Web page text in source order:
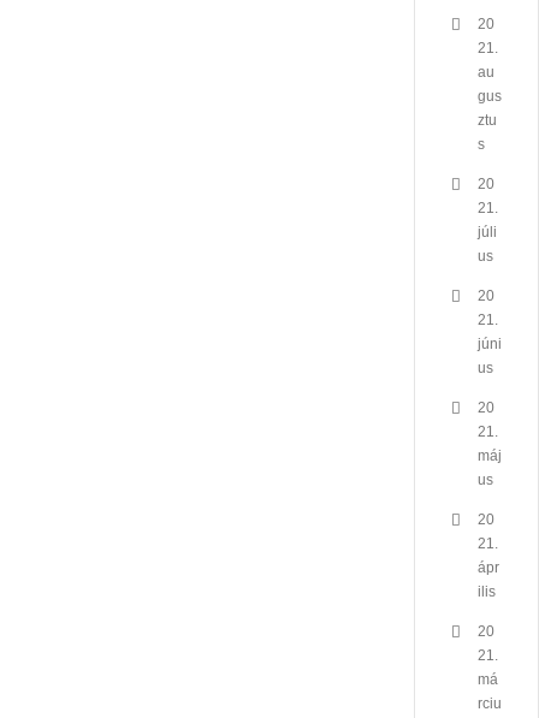
20
21.
au
gus
ztu
s
20
21.
júli
us
20
21.
júni
us
20
21.
máj
us
20
21.
ápr
ilis
20
21.
má
rciu